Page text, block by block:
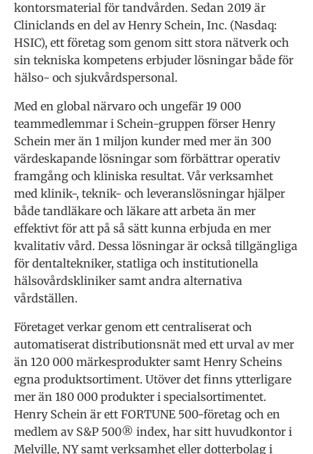
kontorsmaterial för tandvården. Sedan 2019 är
Cliniclands en del av Henry Schein, Inc. (Nasdaq:
HSIC), ett företag som genom sitt stora nätverk och
sin tekniska kompetens erbjuder lösningar både för
hälso- och sjukvårdspersonal.
Med en global närvaro och ungefär 19 000
teammedlemmar i Schein-gruppen förser Henry
Schein mer än 1 miljon kunder med mer än 300
värdeskapande lösningar som förbättrar operativ
framgång och kliniska resultat. Vår verksamhet
med klinik-, teknik- och leveranslösningar hjälper
både tandläkare och läkare att arbeta än mer
effektivt för att på så sätt kunna erbjuda en mer
kvalitativ vård. Dessa lösningar är också tillgängliga
för dentaltekniker, statliga och institutionella
hälsovårdskliniker samt andra alternativa
vårdställen.
Företaget verkar genom ett centraliserat och
automatiserat distributionsnät med ett urval av mer
än 120 000 märkesprodukter samt Henry Scheins
egna produktsortiment. Utöver det finns ytterligare
mer än 180 000 produkter i specialsortimentet.
Henry Schein är ett FORTUNE 500-företag och en
medlem av S&P 500® index, har sitt huvudkontor i
Melville, NY samt verksamhet eller dotterbolag i